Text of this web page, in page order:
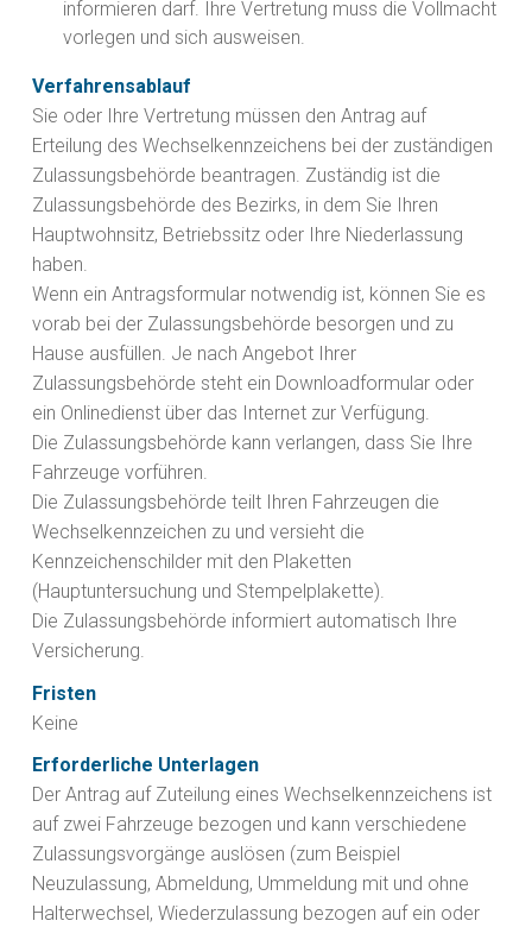
informieren darf. Ihre Vertretung muss die Vollmacht
vorlegen und sich ausweisen.
Verfahrensablauf
Sie oder Ihre Vertretung müssen den Antrag auf
Erteilung des Wechselkennzeichens bei der zuständigen
Zulassungsbehörde beantragen. Zuständig ist die
Zulassungsbehörde des Bezirks, in dem Sie Ihren
Hauptwohnsitz, Betriebssitz oder Ihre Niederlassung
haben.
Wenn ein Antragsformular notwendig ist, können Sie es
vorab bei der Zulassungsbehörde besorgen und zu
Hause ausfüllen. Je nach Angebot Ihrer
Zulassungsbehörde steht ein Downloadformular oder
ein Onlinedienst über das Internet zur Verfügung.
Die Zulassungsbehörde kann verlangen, dass Sie Ihre
Fahrzeuge vorführen.
Die Zulassungsbehörde teilt Ihren Fahrzeugen die
Wechselkennzeichen zu und versieht die
Kennzeichenschilder mit den Plaketten
(Hauptuntersuchung und Stempelplakette).
Die Zulassungsbehörde informiert automatisch Ihre
Versicherung.
Fristen
Keine
Erforderliche Unterlagen
Der Antrag auf Zuteilung eines Wechselkennzeichens ist
auf zwei Fahrzeuge bezogen und kann verschiedene
Zulassungsvorgänge auslösen (zum Beispiel
Neuzulassung, Abmeldung, Ummeldung mit und ohne
Halterwechsel, Wiederzulassung bezogen auf ein oder